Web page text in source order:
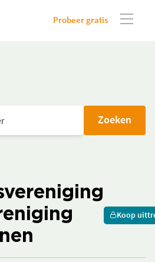
Probeer gratis
Zoeken
Koop